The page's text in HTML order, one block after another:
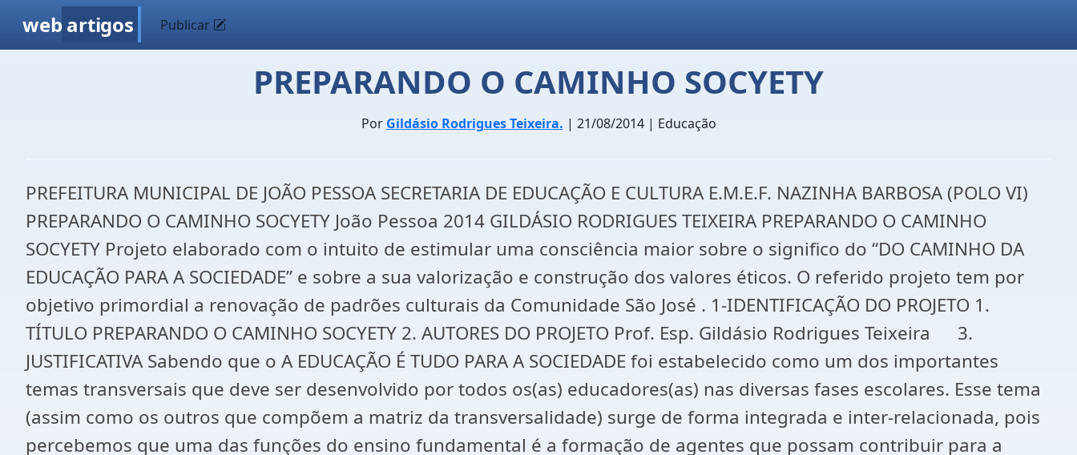
web artigos Publicar
PREPARANDO O CAMINHO SOCYETY
Por Gildásio Rodrigues Teixeira. | 21/08/2014 | Educação
PREFEITURA MUNICIPAL DE JOÃO PESSOA SECRETARIA DE EDUCAÇÃO E CULTURA E.M.E.F. NAZINHA BARBOSA (POLO VI)
PREPARANDO O CAMINHO SOCYETY João Pessoa 2014 GILDÁSIO RODRIGUES TEIXEIRA PREPARANDO O CAMINHO
SOCYETY Projeto elaborado com o intuito de estimular uma consciência maior sobre o significo do “DO CAMINHO DA
EDUCAÇÃO PARA A SOCIEDADE” e sobre a sua valorização e construção dos valores éticos. O referido projeto tem por
objetivo primordial a renovação de padrões culturais da Comunidade São José . 1-IDENTIFICAÇÃO DO PROJETO 1.
TÍTULO PREPARANDO O CAMINHO SOCYETY 2. AUTORES DO PROJETO Prof. Esp. Gildásio Rodrigues Teixeira 3.
JUSTIFICATIVA Sabendo que o A EDUCAÇÃO É TUDO PARA A SOCIEDADE foi estabelecido como um dos importantes
temas transversais que deve ser desenvolvido por todos os(as) educadores(as) nas diversas fases escolares. Esse tema
(assim como os outros que compõem a matriz da transversalidade) surge de forma integrada e inter-relacionada, pois
percebemos que uma das funções do ensino fundamental é a formação de agentes que possam contribuir para a